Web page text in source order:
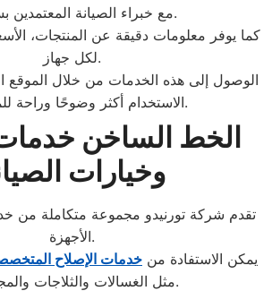
مع خبراء الصيانة المعتمدين بسهولة.
كما يوفر معلومات دقيقة عن المنتجات،
لكل جهاز.
الوصول إلى هذه الخدمات من خلال الموقع
الاستخدام أكثر وضوحًا وراحة للمستهلك.
الخط الساخن خدمات
وخيارات
تقدم شركة تورنيدو مجموعة متكاملة من
الأجهزة.
يمكن الاستفادة من خدمات الإصلاح
مثل الغسالات والثلاجات والمجففات.